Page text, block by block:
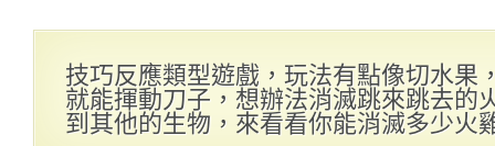
技巧反應類型遊戲，玩法有點像切水果
就能揮動刀子，想辦法消滅跳來跳去的
到其他的生物，來看看你能消滅多少火